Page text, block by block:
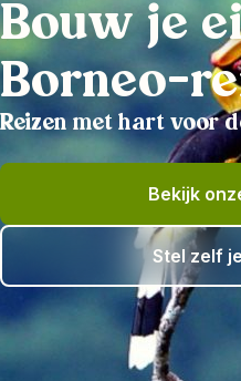
Bouw je
Borneo-
Reizen met hart voor
Bekijk
Stel zelf